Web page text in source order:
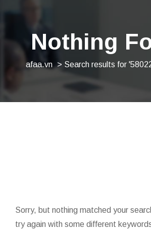
Nothing
afaa.vn > Search results for
Sorry, but nothing matched your
try again with some different